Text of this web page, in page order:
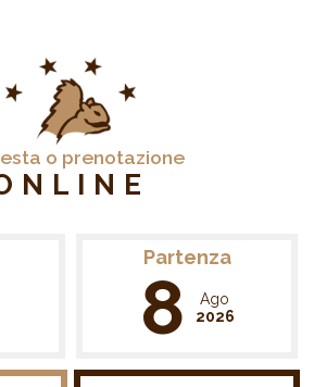
o prenotazione
Partenza
8
Ago
2026